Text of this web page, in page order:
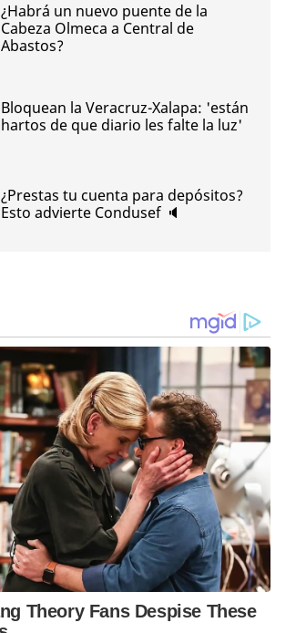
¿Habrá un nuevo puente de la
Cabeza Olmeca a Central de
Abastos?
Bloquean la Veracruz-Xalapa: 'están
hartos de que diario les falte la luz'
¿Prestas tu cuenta para depósitos?
Esto advierte Condusef 🔈